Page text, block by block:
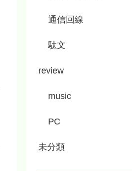
通信回線
駄文
review
music
PC
未分類